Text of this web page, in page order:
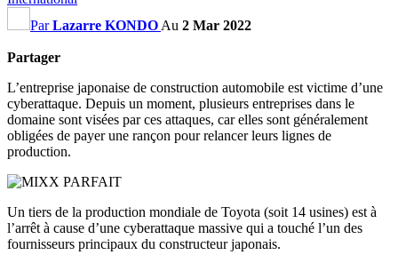
ParLazarre KONDO Au 2 Mar 2022
Partager
L’entreprise japonaise de construction automobile est victime d’une
cyberattaque. Depuis un moment, plusieurs entreprises dans le
domaine sont visées par ces attaques, car elles sont généralement
obligées de payer une rançon pour relancer leurs lignes de
production.
Un tiers de la production mondiale de Toyota (soit 14 usines) est à
l’arrêt à cause d’une cyberattaque massive qui a touché l’un des
fournisseurs principaux du constructeur japonais.